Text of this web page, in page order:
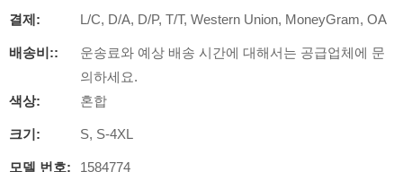
결제: L/C, D/A, D/P, T/T, Western Union, MoneyGram, OA
배송비::
운송료와 예상 배송 시간에 대해서는 공급업체에 문
의하세요.
색상:
혼합
크기: S, S-4XL
모델 번호: 1584774